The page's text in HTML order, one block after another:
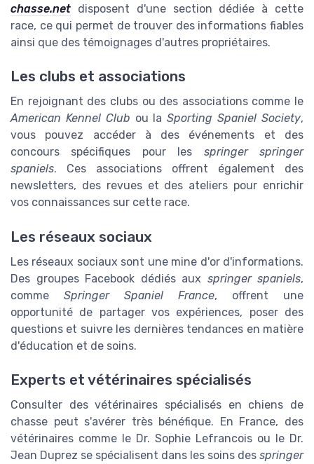
chasse.net disposent d'une section dédiée à cette
race, ce qui permet de trouver des informations fiables
ainsi que des témoignages d'autres propriétaires.
Les clubs et associations
En rejoignant des clubs ou des associations comme le
American Kennel Club ou laSporting Spaniel Society,
vous pouvez accéder à des événements et des
concours spécifiques pour les springer springer
spaniels. Ces associations offrent également des
newsletters, des revues et des ateliers pour enrichir
vos connaissances sur cette race.
Les réseaux sociaux
Les réseaux sociaux sont une mine d'or d'informations.
Des groupes Facebook dédiés aux springer spaniels,
comme Springer Spaniel France, offrent une
opportunité de partager vos expériences, poser des
questions et suivre les dernières tendances en matière
d'éducation et de soins.
Experts et vétérinaires spécialisés
Consulter des vétérinaires spécialisés en chiens de
chasse peut s'avérer très bénéfique. En France, des
vétérinaires comme le Dr. Sophie Lefrancois ou le Dr.
Jean Duprez se spécialisent dans les soins des springer